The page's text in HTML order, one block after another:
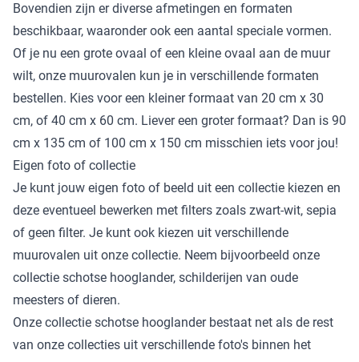
Bovendien zijn er diverse afmetingen en formaten
beschikbaar, waaronder ook een aantal speciale vormen.
Of je nu een grote ovaal of een kleine ovaal aan de muur
wilt, onze muurovalen kun je in verschillende formaten
bestellen. Kies voor een kleiner formaat van 20 cm x 30
cm, of 40 cm x 60 cm. Liever een groter formaat? Dan is 90
cm x 135 cm of 100 cm x 150 cm misschien iets voor jou!
Eigen foto of collectie
Je kunt jouw eigen foto of beeld uit een collectie kiezen en
deze eventueel bewerken met filters zoals zwart-wit, sepia
of geen filter. Je kunt ook kiezen uit verschillende
muurovalen uit onze collectie. Neem bijvoorbeeld onze
collectie schotse hooglander, schilderijen van oude
meesters of dieren.
Onze collectie schotse hooglander bestaat net als de rest
van onze collecties uit verschillende foto's binnen het